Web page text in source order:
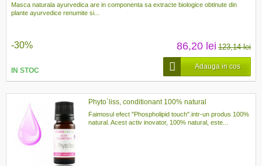
Masca naturala ayurvedica are in componenta sa extracte biologice obtinute din
plante ayurvedice renumite si...
-30% 86,20 lei 123,14 lei
IN STOC
Adauga in cos
Phyto`liss, conditionant 100% natural
Faimosul efect "Phospholipid touch".intr-un produs 100%
natural. Acest activ inovator, 100% natural, este...